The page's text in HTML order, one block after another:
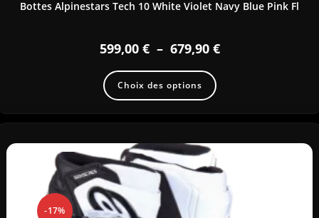
Bottes Alpinestars Tech 10 White Violet Navy Blue Pink Fl
599,00 € – 679,90 €
Choix des options
-17%